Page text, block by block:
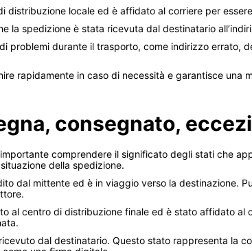
distribuzione locale ed è affidato al corriere per
la spedizione è stata ricevuta dal destinatario
problemi durante il trasporto, come indirizzo errato,
rapidamente in caso di necessità e garantisce una
consegnato,
comprendere il significato degli stati che
della spedizione.
dal mittente ed è in viaggio verso la destinazione.
al centro di distribuzione finale ed è stato affidato al
dal destinatario. Questo stato rappresenta la